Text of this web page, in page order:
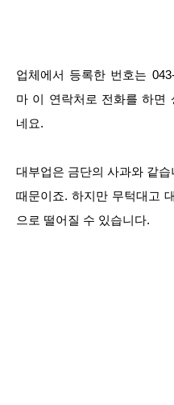
업체에서 등록한 번호는
마 이 연락처로 전화를 하면
네요.
대부업은 금단의 사과와 같
때문이죠. 하지만 무턱대고
으로 떨어질 수 있습니다.